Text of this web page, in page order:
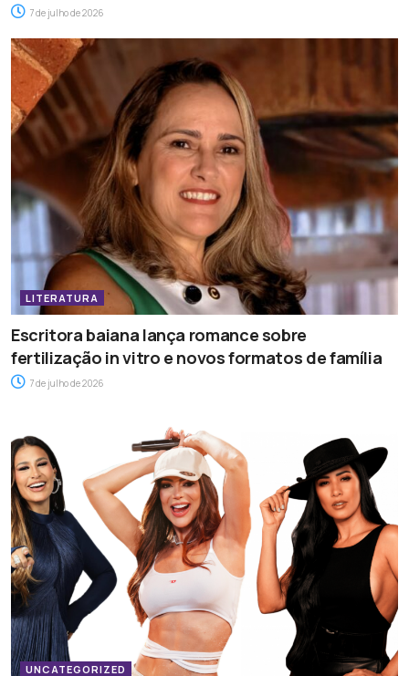
7 de julho de 2026
LITERATURA
Escritora baiana lança romance sobre
fertilização in vitro e novos formatos de família
7 de julho de 2026
UNCATEGORIZED